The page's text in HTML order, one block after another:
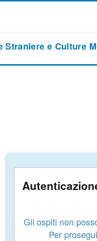
e Culture
Gli ospiti non
Per